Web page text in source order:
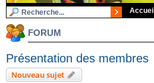
Accueil
FORUM
Présentation des membres
Nouveau sujet